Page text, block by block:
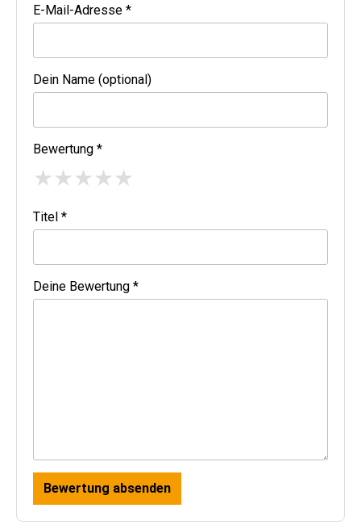
E-Mail-Adresse *
Dein Name (optional)
Bewertung *
★★★★★
Titel *
Deine Bewertung *
Bewertung absenden